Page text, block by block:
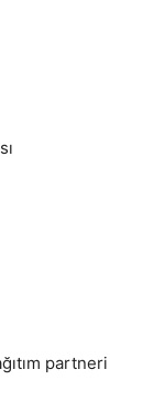
partneri